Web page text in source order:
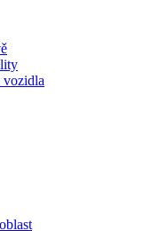
vozidla